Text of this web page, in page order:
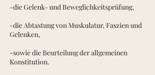
-die Gelenk- und Beweglichkeitsprüfung,
-die Abtastung von Muskulatur, Faszien und
Gelenken,
-sowie die Beurteilung der allgemeinen
Konstitution.